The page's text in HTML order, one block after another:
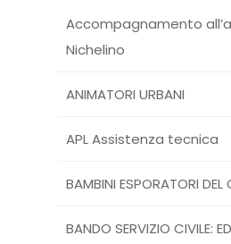
Accompagnamento
Nichelino
ANIMATORI URBANI
APL Assistenza tecnica
BAMBINI ESPORATORI
BANDO SERVIZIO CIVILE: